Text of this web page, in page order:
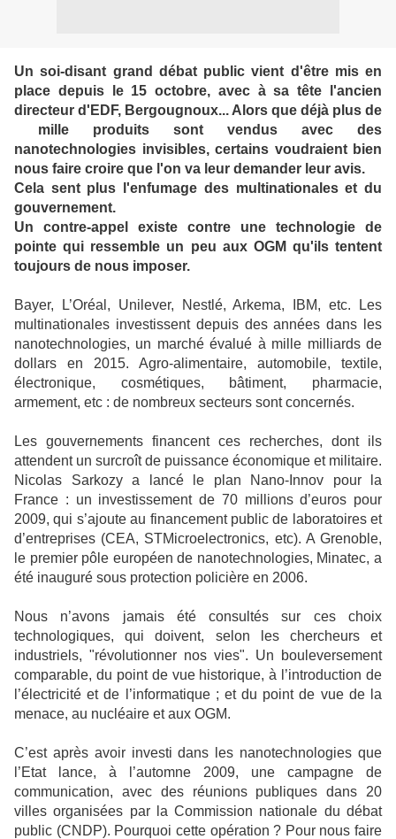
Un soi-disant grand débat public vient d'être mis en
place depuis le 15 octobre, avec à sa tête l'ancien
directeur d'EDF, Bergougnoux... Alors que déjà plus de
mille produits sont vendus avec des
nanotechnologies invisibles, certains voudraient bien
nous faire croire que l'on va leur demander leur avis.
Cela sent plus l'enfumage des multinationales et du
gouvernement.
Un contre-appel existe contre une technologie de
pointe qui ressemble un peu aux OGM qu'ils tentent
toujours de nous imposer.
Bayer, L’Oréal, Unilever, Nestlé, Arkema, IBM, etc. Les
multinationales investissent depuis des années dans les
nanotechnologies, un marché évalué à mille milliards de
dollars en 2015. Agro-alimentaire, automobile, textile,
électronique, cosmétiques, bâtiment, pharmacie,
armement, etc : de nombreux secteurs sont concernés.
Les gouvernements financent ces recherches, dont ils
attendent un surcroît de puissance économique et militaire.
Nicolas Sarkozy a lancé le plan Nano-Innov pour la
France : un investissement de 70 millions d’euros pour
2009, qui s’ajoute au financement public de laboratoires et
d’entreprises (CEA, STMicroelectronics, etc). A Grenoble,
le premier pôle européen de nanotechnologies, Minatec, a
été inauguré sous protection policière en 2006.
Nous n’avons jamais été consultés sur ces choix
technologiques, qui doivent, selon les chercheurs et
industriels, "révolutionner nos vies". Un bouleversement
comparable, du point de vue historique, à l’introduction de
l’électricité et de l’informatique ; et du point de vue de la
menace, au nucléaire et aux OGM.
C’est après avoir investi dans les nanotechnologies que
l’Etat lance, à l’automne 2009, une campagne de
communication, avec des réunions publiques dans 20
villes organisées par la Commission nationale du débat
public (CNDP). Pourquoi cette opération ? Pour nous faire